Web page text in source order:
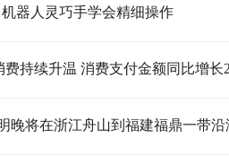
器人灵巧手学会精细操作
费持续升温 消费支付金额同比增长
晚将在浙江舟山到福建福鼎一带沿